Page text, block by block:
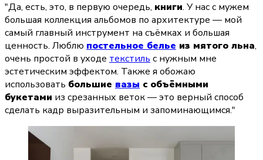
"Да, есть, это, в первую очередь, книги. У нас с мужем
большая коллекция альбомов по архитектуре — мой
самый главный инструмент на съёмках и большая
ценность. Люблю постельное белье из мятого льна,
очень простой в уходе текстиль с нужным мне
эстетическим эффектом. Также я обожаю
использовать большие вазы с объёмными
букетами из срезанных веток — это верный способ
сделать кадр выразительным и запоминающимся."